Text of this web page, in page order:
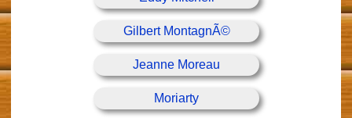
Gilbert MontagnÃ©
Jeanne Moreau
Moriarty